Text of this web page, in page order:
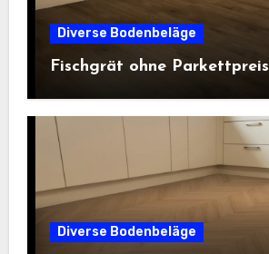
Diverse Bodenbeläge
Fischgrät ohne Parkettpreis
Diverse Bodenbeläge